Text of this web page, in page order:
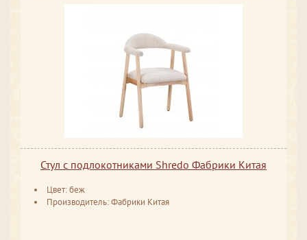
Стул с подлокотниками Shredo Фабрики Китая
Цвет: беж
Производитель: Фабрики Китая